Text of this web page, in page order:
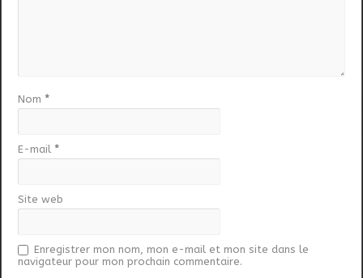
Nom *
E-mail *
Site web
Enregistrer mon nom, mon e-mail et mon site dans le
navigateur pour mon prochain commentaire.